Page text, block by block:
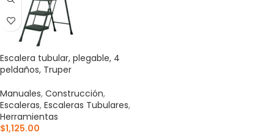
Escalera tubular, plegable, 4
peldaños, Truper
Manuales, Construcción,
Escaleras, Escaleras Tubulares,
Herramientas
$1,125.00